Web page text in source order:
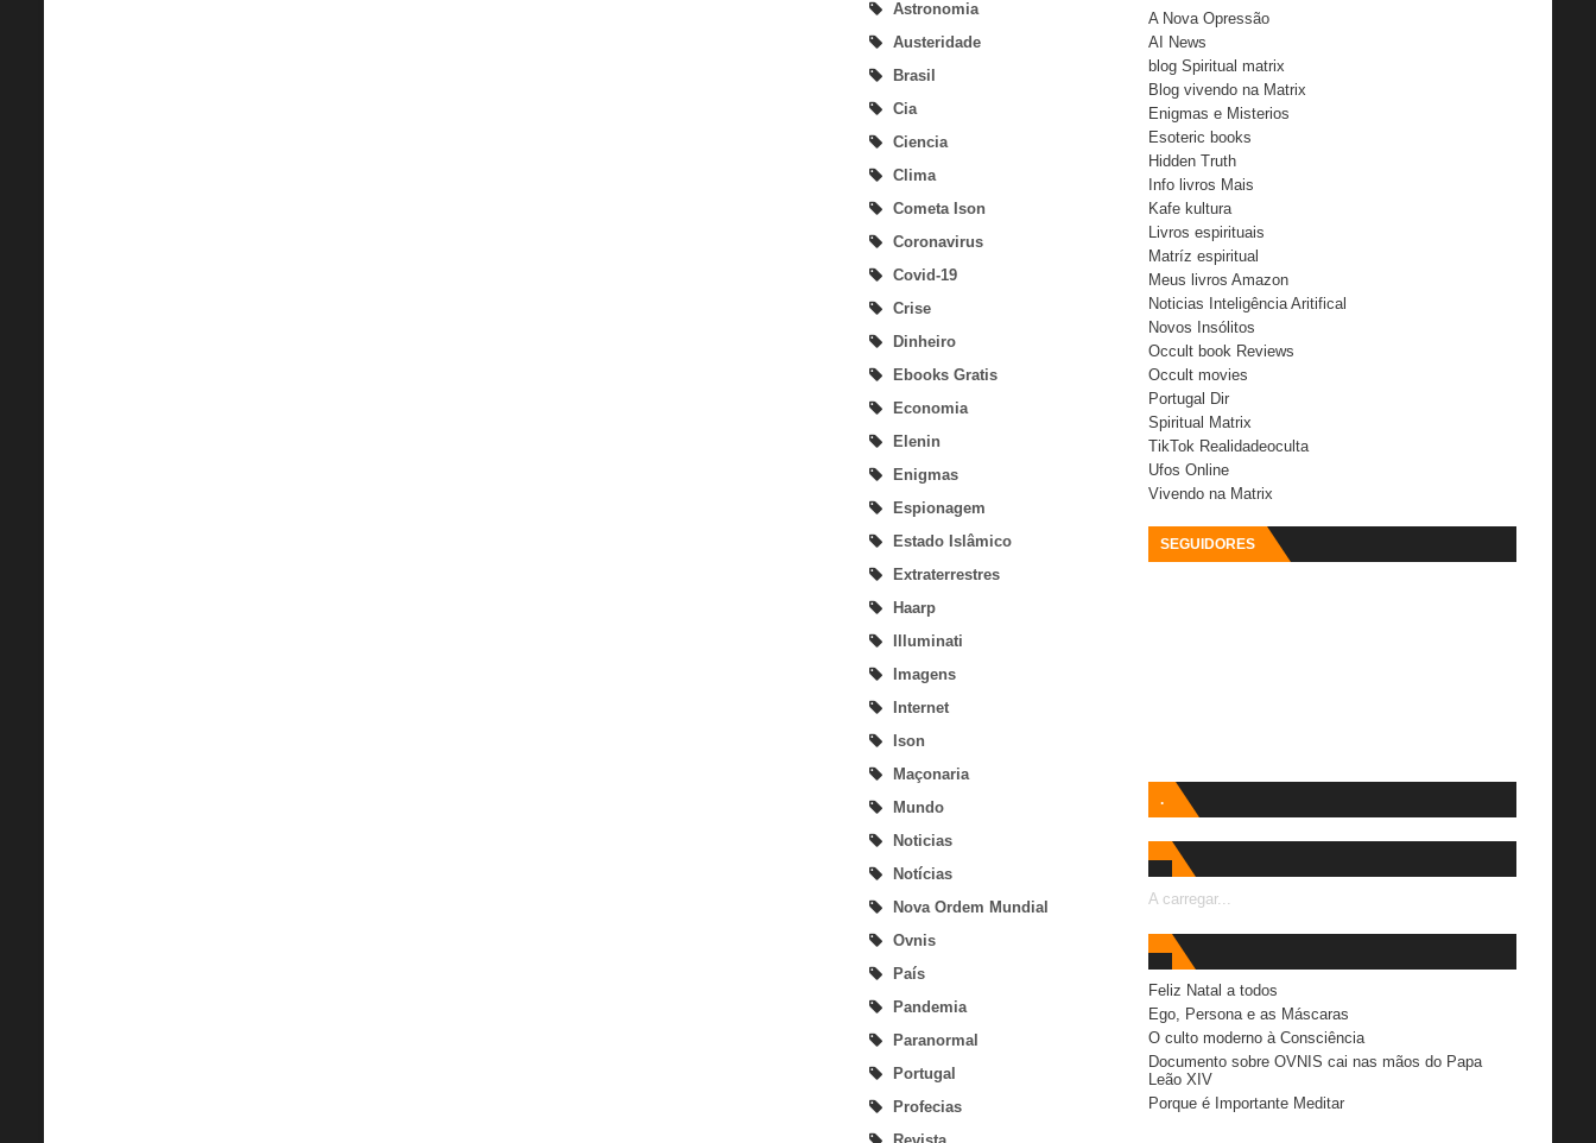
Astronomia
Austeridade
Brasil
Cia
Ciencia
Clima
Cometa Ison
Coronavirus
Covid-19
Crise
Dinheiro
Ebooks Gratis
Economia
Elenin
Enigmas
Espionagem
Estado Islâmico
Extraterrestres
Haarp
Illuminati
Imagens
Internet
Ison
Maçonaria
Mundo
Noticias
Notícias
Nova Ordem Mundial
Ovnis
País
Pandemia
Paranormal
Portugal
Profecias
A Nova Opressão
AI News
blog Spiritual matrix
Blog vivendo na Matrix
Enigmas e Misterios
Esoteric books
Hidden Truth
Info livros Mais
Kafe kultura
Livros espirituais
Matríz espiritual
Meus livros Amazon
Noticias Inteligência Aritifical
Novos Insólitos
Occult book Reviews
Occult movies
Portugal Dir
Spiritual Matrix
TikTok Realidadeoculta
Ufos Online
Vivendo na Matrix
SEGUIDORES
.
A carregar...
Feliz Natal a todos
Ego, Persona e as Máscaras
O culto moderno à Consciência
Documento sobre OVNIS cai nas mãos do Papa
Leão XIV
Porque é Importante Meditar